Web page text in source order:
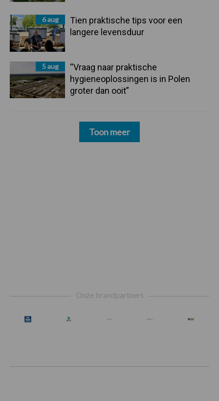
6 aug
Tien praktische tips voor een
langere levensduur
5 aug
“Vraag naar praktische
hygieneoplossingen is in Polen
groter dan ooit”
Toon meer
Onze brandpartners